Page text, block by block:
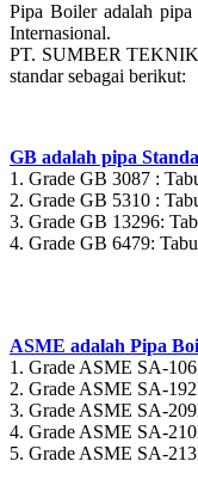
Pipa Boiler adalah
Internasional.
PT. SUMBER TEKNIK
standar sebagai berikut:
GB adalah pipa
1. Grade GB 3087 :
2. Grade GB 5310 :
3. Grade GB 13296:
4. Grade GB
ASME adalah Pipa
1. Grade ASME SA-
2. Grade ASME SA-
3. Grade ASME SA-
4. Grade ASME SA-
5. Grade ASME SA-